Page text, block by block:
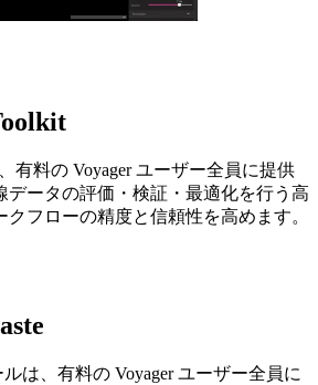
有料の Voyager ユーザー全員に提供
データの評価・検証・最適化を行う高
フローの精度と信頼性を高めます。
ルは、有料の Voyager ユーザー全員に